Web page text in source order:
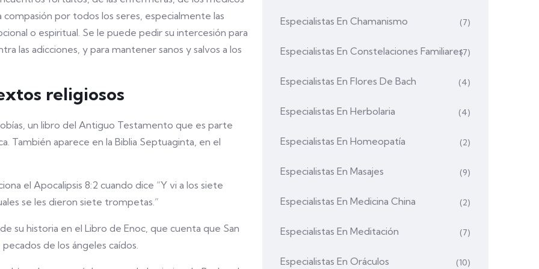
por todos los seres, especialmente las
o espiritual. Se le puede pedir su intercesión para
las adicciones, y para mantener sanos y salvos a los
religiosos
un libro del Antiguo Testamento que es parte
También aparece en la Biblia Septuaginta, en el
el Apocalipsis 8:2 cuando dice “Y vi a los siete
se les dieron siete trompetas.”
su historia en el Libro de Enoc, que cuenta que San
de los ángeles caídos.
Especialistas En Chamanismo (7)
Especialistas En Constelaciones Familiares(7)
Especialistas En Flores De Bach (4)
Especialistas En Herbolaria (4)
Especialistas En Homeopatía (2)
Especialistas En Masajes (9)
Especialistas En Medicina China (2)
Especialistas En Meditación (7)
Especialistas En Oráculos (10)